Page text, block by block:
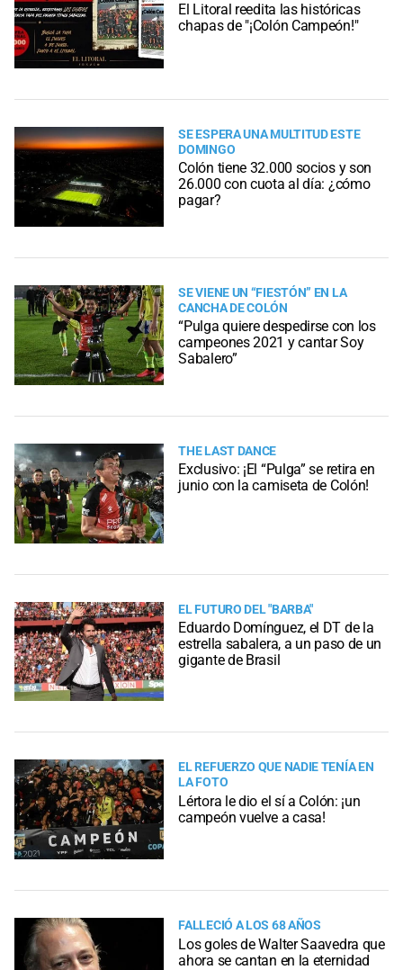
El Litoral reedita las históricas
chapas de "¡Colón Campeón!"
SE ESPERA UNA MULTITUD ESTE
DOMINGO
Colón tiene 32.000 socios y son
26.000 con cuota al día: ¿cómo
pagar?
SE VIENE UN “FIESTÓN” EN LA
CANCHA DE COLÓN
“Pulga quiere despedirse con los
campeones 2021 y cantar Soy
Sabalero”
THE LAST DANCE
Exclusivo: ¡El “Pulga” se retira en
junio con la camiseta de Colón!
EL FUTURO DEL "BARBA"
Eduardo Domínguez, el DT de la
estrella sabalera, a un paso de un
gigante de Brasil
EL REFUERZO QUE NADIE TENÍA EN
LA FOTO
Lértora le dio el sí a Colón: ¡un
campeón vuelve a casa!
FALLECIÓ A LOS 68 AÑOS
Los goles de Walter Saavedra que
ahora se cantan en la eternidad